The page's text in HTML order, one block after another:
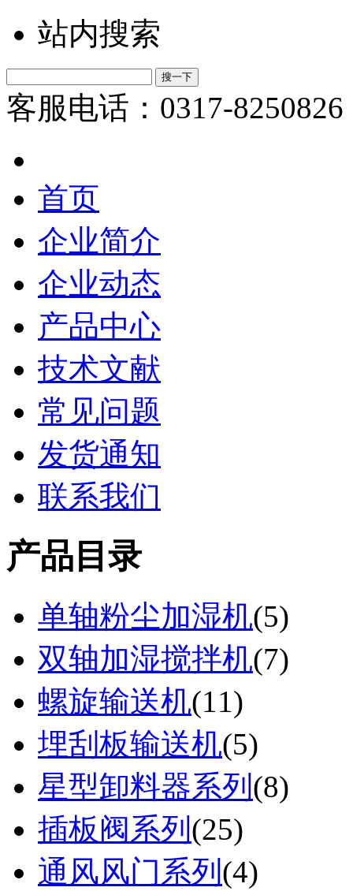
站内搜索
客服电话：0317-8250826
首页
企业简介
企业动态
产品中心
技术文献
常见问题
发货通知
联系我们
产品目录
单轴粉尘加湿机(5)
双轴加湿搅拌机(7)
螺旋输送机(11)
埋刮板输送机(5)
星型卸料器系列 (8)
插板阀系列 (25)
通风风门系列 (4)